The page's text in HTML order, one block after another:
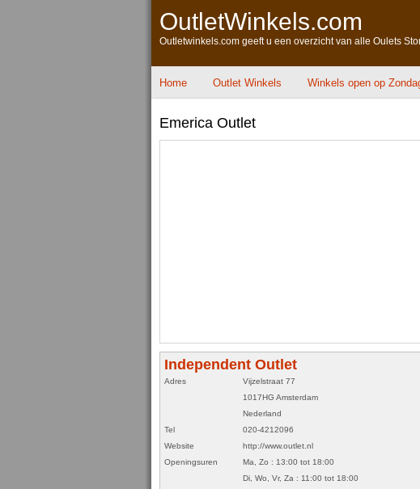
OutletWinkels.com
Outletwinkels.com geeft u een overzicht van alle Oulets
Home Outlet Winkels Winkels open op
Emerica Outlet
Independent Outlet
Adres
Vijzelstraat 77
1017HG Amsterdam
Nederland
Tel
020-4212096
Website
http://www.outlet.nl
Openingsuren
Ma, Zo : 13:00 tot 18:00
Di, Wo, Vr, Za : 11:00 tot 18:00